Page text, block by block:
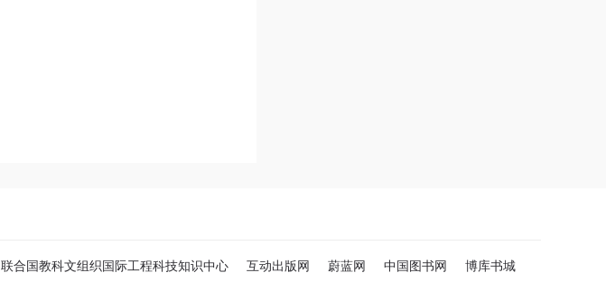
联合国教科文组织国际工程科技知识中心 互动出版网 蔚蓝网 中国图书网
博库书城